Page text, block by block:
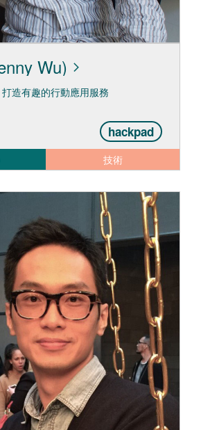
Wu)
造有趣的行動應用服務
hackpad
技術